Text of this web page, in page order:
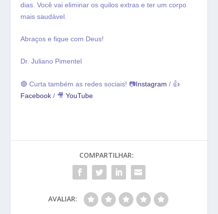
dias. Você vai eliminar os quilos extras e ter um corpo
mais saudável.
Abraços e fique com Deus!
Dr. Juliano Pimentel
🔴 Curta também as redes sociais! 📷Instagram / 👍
Facebook / 🎥 YouTube
COMPARTILHAR:
AVALIAR: